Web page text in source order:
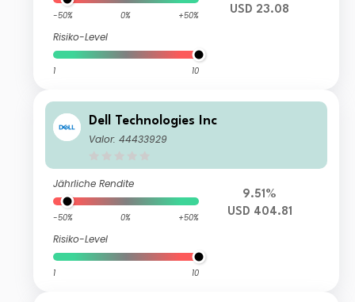
-50% 0% +50%
Risiko-Level
1 10
USD 23.08
Dell Technologies Inc
Valor: 44433929
Jährliche Rendite
-50% 0% +50%
Risiko-Level
1 10
9.51%
USD 404.81